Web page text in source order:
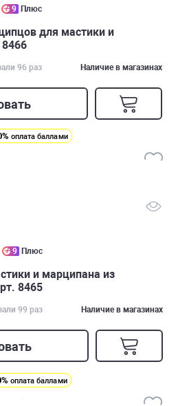
9 Плюс
для мастики и
96 раз Наличие в магазинах
оплата баллами
9 Плюс
и марципана из
8465
99 раз Наличие в магазинах
оплата баллами